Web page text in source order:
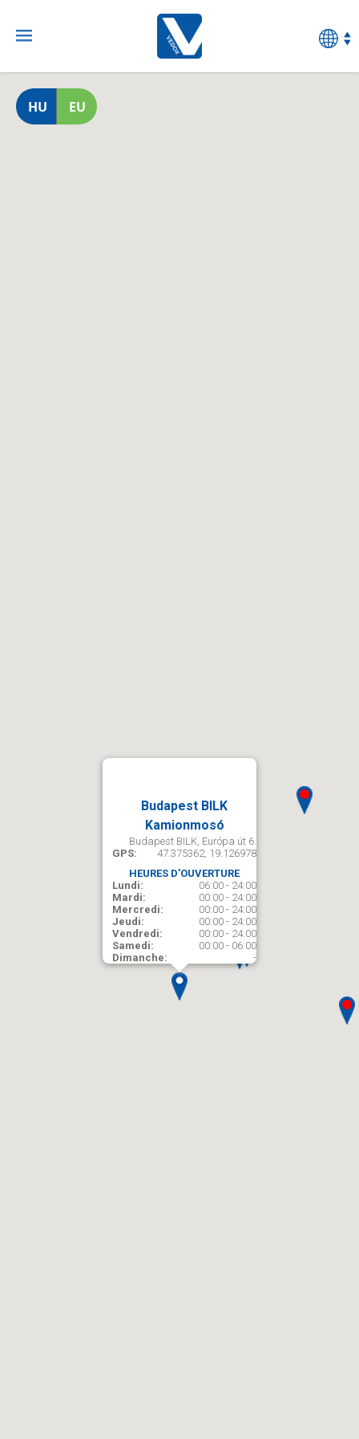
Budapest BILK
Kamionmosó
Budapest BILK, Európa út 6.
GPS:
47.375362, 19.126978
HEURES D'OUVERTURE
Lundi:
06:00 - 24:00
Mardi:
00:00 - 24:00
Mercredi:
00:00 - 24:00
Jeudi:
00:00 - 24:00
Vendredi:
00:00 - 24:00
Samedi:
00:00 - 06:00
Dimanche:
-
HU EU